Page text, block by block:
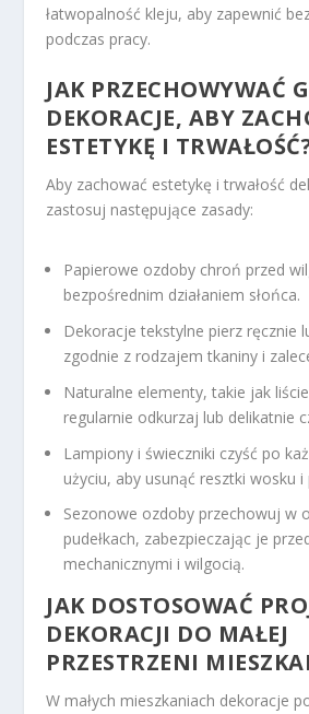
łatwopalność kleju, aby zapewnić
podczas pracy.
JAK PRZECHOWYWAĆ
DEKORACJE, ABY
ESTETYKĘ I
Aby zachować estetykę i trwałość
zastosuj następujące zasady:
Papierowe ozdoby chroń przed
bezpośrednim działaniem słońca.
Dekoracje tekstylne pierz ręcznie
zgodnie z rodzajem tkaniny i
Naturalne elementy, takie jak
regularnie odkurzaj lub delikatnie
Lampiony i świeczniki czyść po
użyciu, aby usunąć resztki wosku i
Sezonowe ozdoby przechowuj w
pudełkach, zabezpieczając je
mechanicznymi i wilgocią.
JAK DOSTOSOWAĆ
DEKORACJI DO MAŁEJ
PRZESTRZENI
W małych mieszkaniach dekoracje